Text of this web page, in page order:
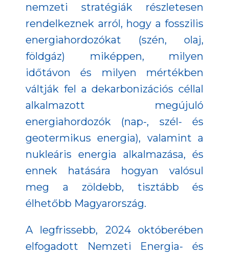
nemzeti stratégiák részletesen
rendelkeznek arról, hogy a fosszilis
energiahordozókat (szén, olaj,
földgáz) miképpen, milyen
időtávon és milyen mértékben
váltják fel a dekarbonizációs céllal
alkalmazott megújuló
energiahordozók (nap-, szél- és
geotermikus energia), valamint a
nukleáris energia alkalmazása, és
ennek hatására hogyan valósul
meg a zöldebb, tisztább és
élhetőbb Magyarország.
A legfrissebb, 2024 októberében
elfogadott Nemzeti Energia- és